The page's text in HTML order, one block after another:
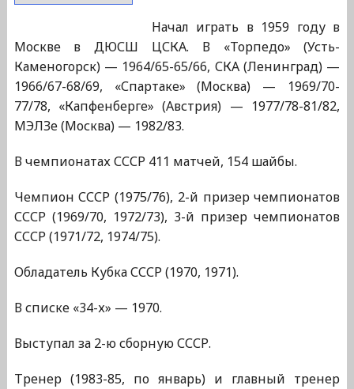
Начал играть в 1959 году в
Москве в ДЮСШ ЦСКА. В «Торпедо» (Усть-
Каменогорск) — 1964/65-65/66, СКА (Ленинград) —
1966/67-68/69, «Спартаке» (Москва) — 1969/70-
77/78, «Капфенберге» (Австрия) — 1977/78-81/82,
МЭЛЗе (Москва) — 1982/83.
В чемпионатах СССР 411 матчей, 154 шайбы.
Чемпион СССР (1975/76), 2-й призер чемпионатов
СССР (1969/70, 1972/73), 3-й призер чемпионатов
СССР (1971/72, 1974/75).
Обладатель Кубка СССР (1970, 1971).
В списке «34-х» — 1970.
Выступал за 2-ю сборную СССР.
Тренер (1983-85, по январь) и главный тренер